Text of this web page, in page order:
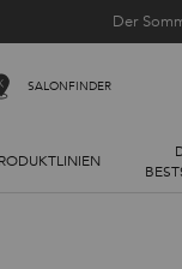
Der
SALONFINDER